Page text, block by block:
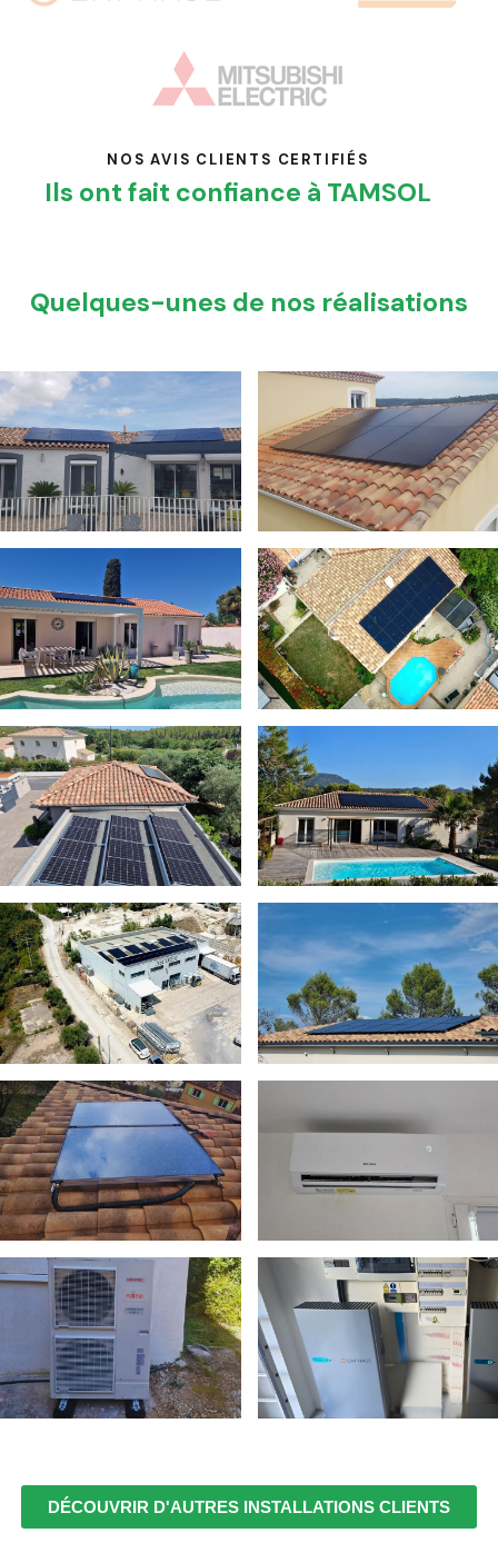
NOS AVIS CLIENTS CERTIFIÉS
Ils ont fait confiance à TAMSOL
Quelques-unes de nos réalisations
DÉCOUVRIR D'AUTRES INSTALLATIONS CLIENTS